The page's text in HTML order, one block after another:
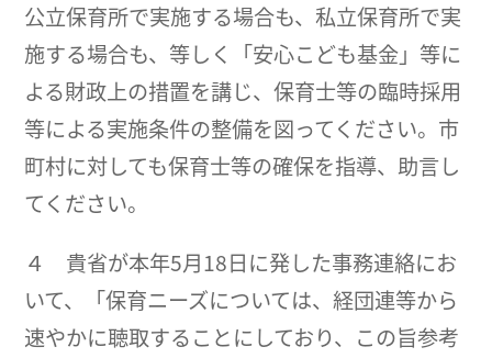
公立保育所で実施する場合も、私立保育所で実
施する場合も、等しく「安心こども基金」等に
よる財政上の措置を講じ、保育士等の臨時採用
等による実施条件の整備を図ってください。市
町村に対しても保育士等の確保を指導、助言し
てください。
４ 貴省が本年5月18日に発した事務連絡にお
いて、「保育ニーズについては、経団連等から
速やかに聴取することにしており、この旨参考